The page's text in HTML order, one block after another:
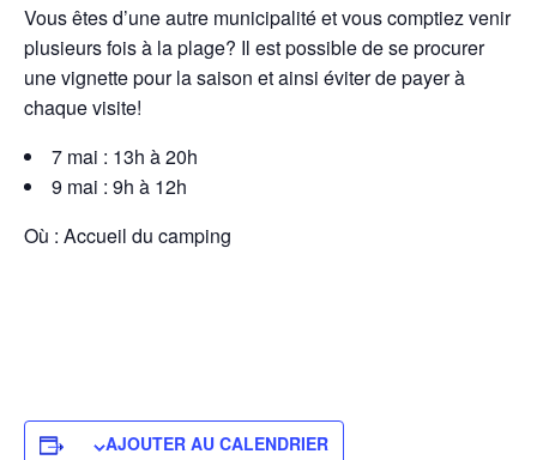
Vous êtes d’une autre municipalité et vous comptiez venir
plusieurs fois à la plage? Il est possible de se procurer
une vignette pour la saison et ainsi éviter de payer à
chaque visite!
7 mai : 13h à 20h
9 mai : 9h à 12h
Où : Accueil du camping
AJOUTER AU CALENDRIER